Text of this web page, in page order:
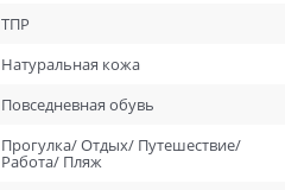
ТПР
Натуральная кожа
Повседневная обувь
Прогулка/ Отдых/ Путешествие/
Работа/ Пляж